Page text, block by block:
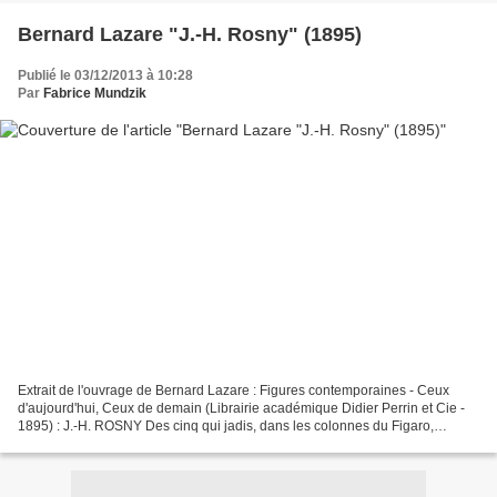
Bernard Lazare "J.-H. Rosny" (1895)
Publié le 03/12/2013 à 10:28
Par Fabrice Mundzik
Extrait de l'ouvrage de Bernard Lazare : Figures contemporaines - Ceux
d'aujourd'hui, Ceux de demain (Librairie académique Didier Perrin et Cie -
1895) : J.-H. ROSNY Des cinq qui jadis, dans les colonnes du Figaro,